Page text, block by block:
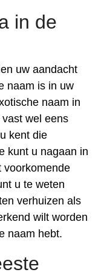
in de
uw aandacht
naam is in uw
naam in
wel eens
kent die
kunt u nagaan in
voorkomende
u te weten
verhuizen als
wilt worden
naam hebt.